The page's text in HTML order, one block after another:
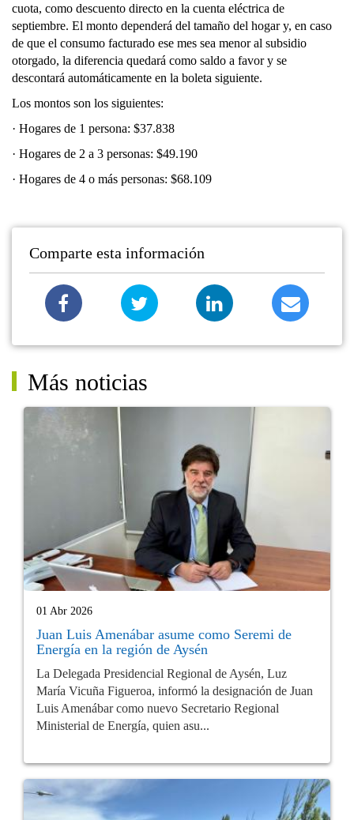
cuota, como descuento directo en la cuenta eléctrica de
septiembre. El monto dependerá del tamaño del hogar y, en caso
de que el consumo facturado ese mes sea menor al subsidio
otorgado, la diferencia quedará como saldo a favor y se
descontará automáticamente en la boleta siguiente.
Los montos son los siguientes:
· Hogares de 1 persona: $37.838
· Hogares de 2 a 3 personas: $49.190
· Hogares de 4 o más personas: $68.109
Comparte esta información
Más noticias
01 Abr 2026
Juan Luis Amenábar asume como Seremi de
Energía en la región de Aysén
La Delegada Presidencial Regional de Aysén, Luz
María Vicuña Figueroa, informó la designación de Juan
Luis Amenábar como nuevo Secretario Regional
Ministerial de Energía, quien asu...